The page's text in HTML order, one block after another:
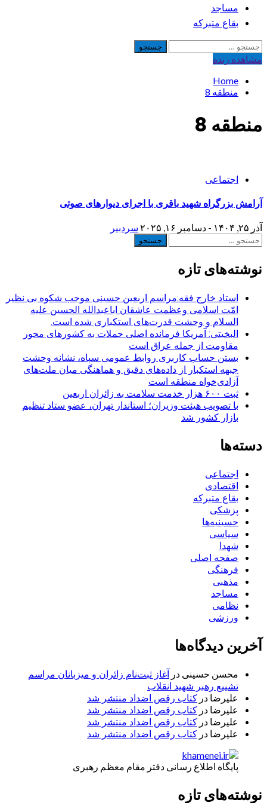
مساجد
بقاع متبرکه
جستجو
برای:
مشاهده‌ زنده
Home
منطقه 8
منطقه 8
اجتماعی
آرامش بزرگراه شهید باقری با اجرای دیوارهای صوتی
آذر ۲۵, ۱۴۰۴ - دسامبر ۱۶, ۲۰۲۵
سردبیر
جستجو
نوشته‌های تازه
استاد خارج فقه:مراسم اربعین حسینی موجب شکوه بی نظیر
امّت اسلامی وعظمت عاشقان اباعبدالله الحسین علیه
السلام و وحشت قدرت‌های استکباری شده است.
البخیتی: آمریکا فرمانده اصلی حملات به کشورهای محور
مقاومت از جمله عراق است
بستن حساب کاربری روابط عمومی سپاه، نشانه‌ وحشت
جبهه استکبار از داده‌های دقیق و هماهنگی میان ملت‌های
آزادی‌خواه منطقه است
ثبت ۶۰۰ هزار خدمت سلامت به زائران اربعین
با تصویب هیئت وزیران؛ استاندار تهران، عضو ستاد تنظیم
بازار کشور شد
دسته‌ها
اجتماعی
اقتصادی
بقاع متبرکه
پزشکی
حسینیه‌ها
سیاسی
شهدا
صفحه اصلی
فرهنگی
مذهبی
مساجد
نظامی
ورزشی
آخرین دیدگاه‌ها
محسن حسینی در آغاز ثبت‌نام زائران و میزبانان مراسم
تشییع رهبر شهید انقلاب
علیرضا در کتاب رقص اضداد منتشر شد
علیرضا در کتاب رقص اضداد منتشر شد
علیرضا در کتاب رقص اضداد منتشر شد
علیرضا در کتاب رقص اضداد منتشر شد
پایگاه اطلاع رسانی دفتر مقام معظم رهبری
نوشته‌های تازه